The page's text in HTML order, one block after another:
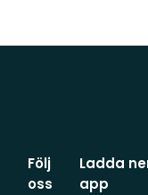
Följ
oss
Ladda
app